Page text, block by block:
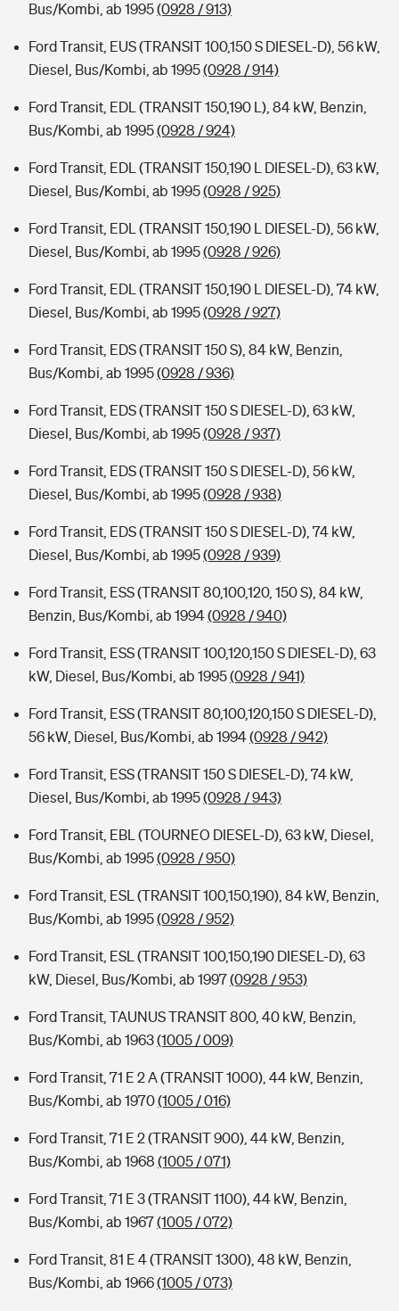
Bus/Kombi, ab 1995(0928 / 913)
Ford Transit, EUS (TRANSIT 100,150 S DIESEL-D), 56 kW,
Diesel, Bus/Kombi, ab 1995(0928 / 914)
Ford Transit, EDL (TRANSIT 150,190 L), 84 kW, Benzin,
Bus/Kombi, ab 1995(0928 / 924)
Ford Transit, EDL (TRANSIT 150,190 L DIESEL-D), 63 kW,
Diesel, Bus/Kombi, ab 1995(0928 / 925)
Ford Transit, EDL (TRANSIT 150,190 L DIESEL-D), 56 kW,
Diesel, Bus/Kombi, ab 1995(0928 / 926)
Ford Transit, EDL (TRANSIT 150,190 L DIESEL-D), 74 kW,
Diesel, Bus/Kombi, ab 1995(0928 / 927)
Ford Transit, EDS (TRANSIT 150 S), 84 kW, Benzin,
Bus/Kombi, ab 1995(0928 / 936)
Ford Transit, EDS (TRANSIT 150 S DIESEL-D), 63 kW,
Diesel, Bus/Kombi, ab 1995(0928 / 937)
Ford Transit, EDS (TRANSIT 150 S DIESEL-D), 56 kW,
Diesel, Bus/Kombi, ab 1995(0928 / 938)
Ford Transit, EDS (TRANSIT 150 S DIESEL-D), 74 kW,
Diesel, Bus/Kombi, ab 1995(0928 / 939)
Ford Transit, ESS (TRANSIT 80,100,120, 150 S), 84 kW,
Benzin, Bus/Kombi, ab 1994(0928 / 940)
Ford Transit, ESS (TRANSIT 100,120,150 S DIESEL-D), 63
kW, Diesel, Bus/Kombi, ab 1995(0928 / 941)
Ford Transit, ESS (TRANSIT 80,100,120,150 S DIESEL-D),
56 kW, Diesel, Bus/Kombi, ab 1994(0928 / 942)
Ford Transit, ESS (TRANSIT 150 S DIESEL-D), 74 kW,
Diesel, Bus/Kombi, ab 1995(0928 / 943)
Ford Transit, EBL (TOURNEO DIESEL-D), 63 kW, Diesel,
Bus/Kombi, ab 1995(0928 / 950)
Ford Transit, ESL (TRANSIT 100,150,190), 84 kW, Benzin,
Bus/Kombi, ab 1995(0928 / 952)
Ford Transit, ESL (TRANSIT 100,150,190 DIESEL-D), 63
kW, Diesel, Bus/Kombi, ab 1997(0928 / 953)
Ford Transit, TAUNUS TRANSIT 800, 40 kW, Benzin,
Bus/Kombi, ab 1963(1005 / 009)
Ford Transit, 71 E 2 A (TRANSIT 1000), 44 kW, Benzin,
Bus/Kombi, ab 1970(1005 / 016)
Ford Transit, 71 E 2 (TRANSIT 900), 44 kW, Benzin,
Bus/Kombi, ab 1968 (1005 / 071)
Ford Transit, 71 E 3 (TRANSIT 1100), 44 kW, Benzin,
Bus/Kombi, ab 1967(1005 / 072)
Ford Transit, 81 E 4 (TRANSIT 1300), 48 kW, Benzin,
Bus/Kombi, ab 1966(1005 / 073)